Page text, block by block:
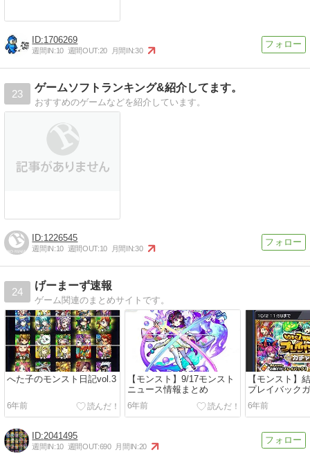
1706269
週間IN:10 週間OUT:20 月間IN:30
23
ゲームソフトランキング&紹介してます。
おすすめのゲームなどを紹介しています。
1226545
週間IN:10 週間OUT:10 月間IN:30
24
げーまーず速報
ゲーム関連のまとめサイトです。
へた子のモンスト日記vol.3
6年前
【モンスト】9/17モンスト
ニュース情報まとめ
6年前
【モンスト】
プレイバック
6年前
2041495
週間IN:10 週間OUT:690 月間IN:20